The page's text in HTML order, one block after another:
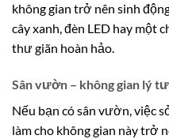
không gian trở nên sinh
cây xanh, đèn LED hay một
thư giãn hoàn hảo.
Sân vườn – không gian lý
Nếu bạn có sân vườn, việc
làm cho không gian này trở